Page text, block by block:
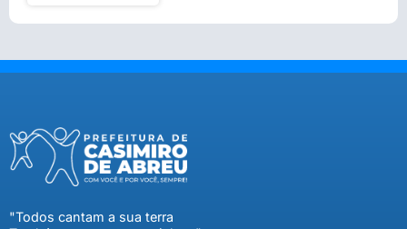
"Todos cantam a sua terra